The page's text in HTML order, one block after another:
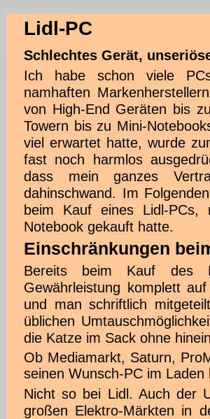
Lidl-PC
Schlechtes Gerät,
Ich habe schon viele
namhaften
von High-End Geräten bis
Towern bis zu Mini-
viel erwartet hatte, wurde
fast noch harmlos
dass mein ganzes
dahinschwand. Im
beim Kauf eines Lidl-
Notebook gekauft hatte.
Einschränkungen
Bereits beim Kauf des
Gewährleistung komplett
und man schriftlich
üblichen
die Katze im Sack ohne
Ob Mediamarkt, Saturn,
seinen Wunsch-PC im
Nicht so bei Lidl. Auch der
großen Elektro-Märkten in